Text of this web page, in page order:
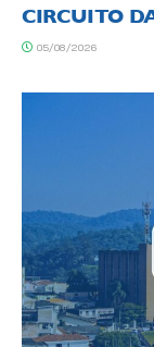
CIRCUITO
05/08/2026